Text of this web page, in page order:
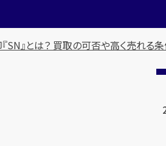
SN』とは？ 買取の可否や高く売れる